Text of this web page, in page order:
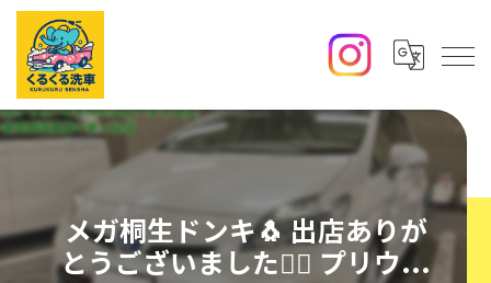
メガ桐生ドンキ🐧 出店ありが
とうございました🙇‍♂️ プリウ...